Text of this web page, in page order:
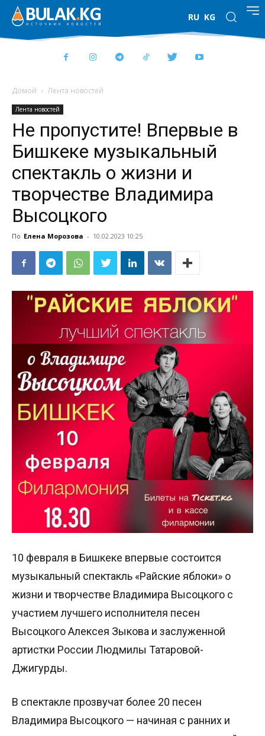
RU KG
Домой Лента новостей
Лента новостей
Не пропустите! Впервые в
Бишкеке музыкальный
спектакль о жизни и
творчестве Владимира
Высоцкого
По Елена Морозова - 10.02.2023 10:25
10 февраля в Бишкеке впервые состоится
музыкальный спектакль «Райские яблоки» о
жизни и творчестве Владимира Высоцкого с
участием лучшего исполнителя песен
Высоцкого Алексея Зыкова и заслуженной
артистки России Людмилы Татаровой-
Джигурды.
В спектакле прозвучат более 20 песен
Владимира Высоцкого — начиная с ранних и